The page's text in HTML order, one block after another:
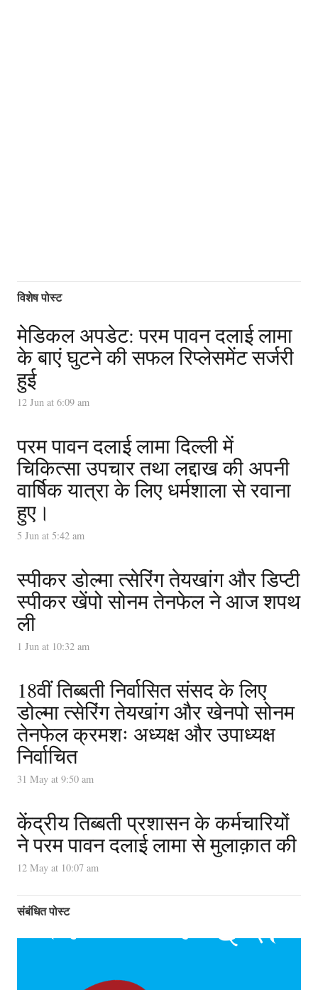
विशेष पोस्ट
मेडिकल अपडेट: परम पावन दलाई लामा
के बाएं घुटने की सफल रिप्लेसमेंट सर्जरी
हुई
12 Jun at 6:09 am
परम पावन दलाई लामा दिल्ली में
चिकित्सा उपचार तथा लद्दाख की अपनी
वार्षिक यात्रा के लिए धर्मशाला से रवाना
हुए।
5 Jun at 5:42 am
स्पीकर डोल्मा त्सेरिंग तेयखांग और डिप्टी
स्पीकर खेंपो सोनम तेनफेल ने आज शपथ
ली
1 Jun at 10:32 am
18वीं तिब्बती निर्वासित संसद के लिए
डोल्मा त्सेरिंग तेयखांग और खेनपो सोनम
तेनफेल क्रमशः अध्यक्ष और उपाध्यक्ष
निर्वाचित
31 May at 9:50 am
केंद्रीय तिब्बती प्रशासन के कर्मचारियों
ने परम पावन दलाई लामा से मुलाक़ात की
12 May at 10:07 am
संबंधित पोस्ट